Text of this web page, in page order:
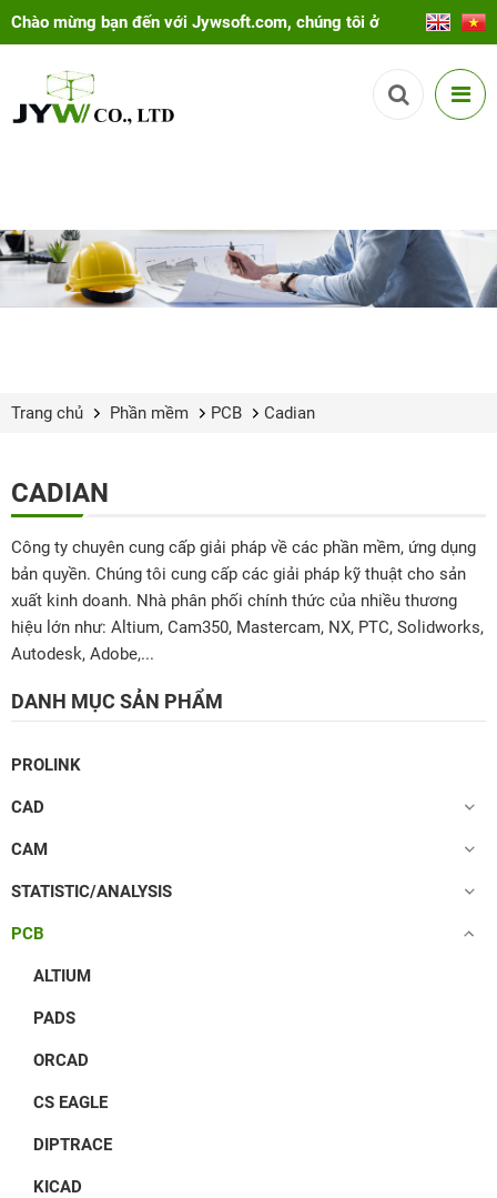
Chào mừng bạn đến với Jywsoft.com, chúng tôi ở
đây để giúp bạn!
Trang chủ Phần mềm PCB Cadian
CADIAN
Công ty chuyên cung cấp giải pháp về các phần mềm, ứng dụng
bản quyền. Chúng tôi cung cấp các giải pháp kỹ thuật cho sản
xuất kinh doanh. Nhà phân phối chính thức của nhiều thương
hiệu lớn như: Altium, Cam350, Mastercam, NX, PTC, Solidworks,
Autodesk, Adobe,...
DANH MỤC SẢN PHẨM
PROLINK
CAD
CAM
STATISTIC/ANALYSIS
PCB
ALTIUM
PADS
ORCAD
CS EAGLE
DIPTRACE
KICAD